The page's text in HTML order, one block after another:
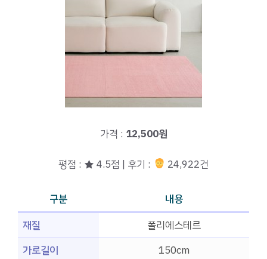
가격 : 12,500원
평점 : ★ 4.5점 | 후기 : 24,922건
구분
내용
재질
폴리에스테르
가로길이
150cm